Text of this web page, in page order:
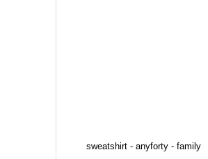
sweatshirt - anyforty - family